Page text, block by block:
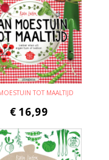
TOT MAALTIJD
€ 16,99